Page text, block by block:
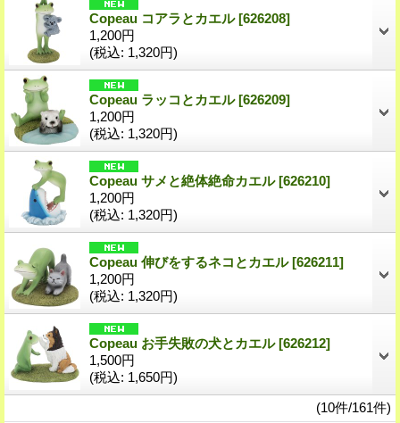
Copeau コアラとカエル[626208]
1,200円
(税込: 1,320円)
Copeau ラッコとカエル[626209]
1,200円
(税込: 1,320円)
Copeau サメと絶体絶命カエル[626210]
1,200円
(税込: 1,320円)
Copeau 伸びをするネコとカエル[626211]
1,200円
(税込: 1,320円)
Copeau お手失敗の犬とカエル[626212]
1,500円
(税込: 1,650円)
(10件/161件)